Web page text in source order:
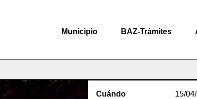
Municipio BAZ-Trámites
Cuándo 15/